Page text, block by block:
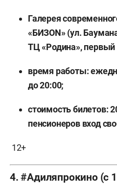
Галерея
«БИЗОN» (ул.
ТЦ «Родина», первый
время работы:
до 20:00;
стоимость билетов:
пенсионеров вход
12+
4. #Адиляпрокино (с